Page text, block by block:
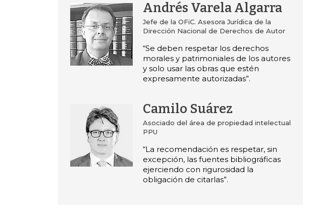
Andrés Varela Algarra
Jefe de la OFiC. Asesora Jurídica de la
Dirección Nacional de Derechos de Autor
“Se deben respetar los derechos
morales y patrimoniales de los autores
y solo usar las obras que estén
expresamente autorizadas”.
Camilo Suárez
Asociado del área de propiedad intelectual
PPU
“La recomendación es respetar, sin
excepción, las fuentes bibliográficas
ejerciendo con rigurosidad la
obligación de citarlas”.